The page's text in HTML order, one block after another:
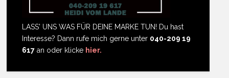
LASS' UNS WAS FÜR DEINE MARKE TUN! Du hast
Interesse? Dann rufe mich gerne unter 040-209 19
617 an oder klicke hier.